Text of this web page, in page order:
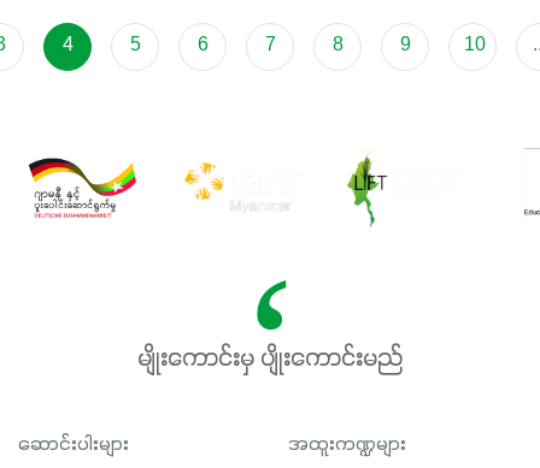
4 5 6 7 8 9 10
မျိုးကောင်းမှ ပျိုးကောင်းမည်
ဆောင်းပါးများ
အထူးကဏ္ဍများ